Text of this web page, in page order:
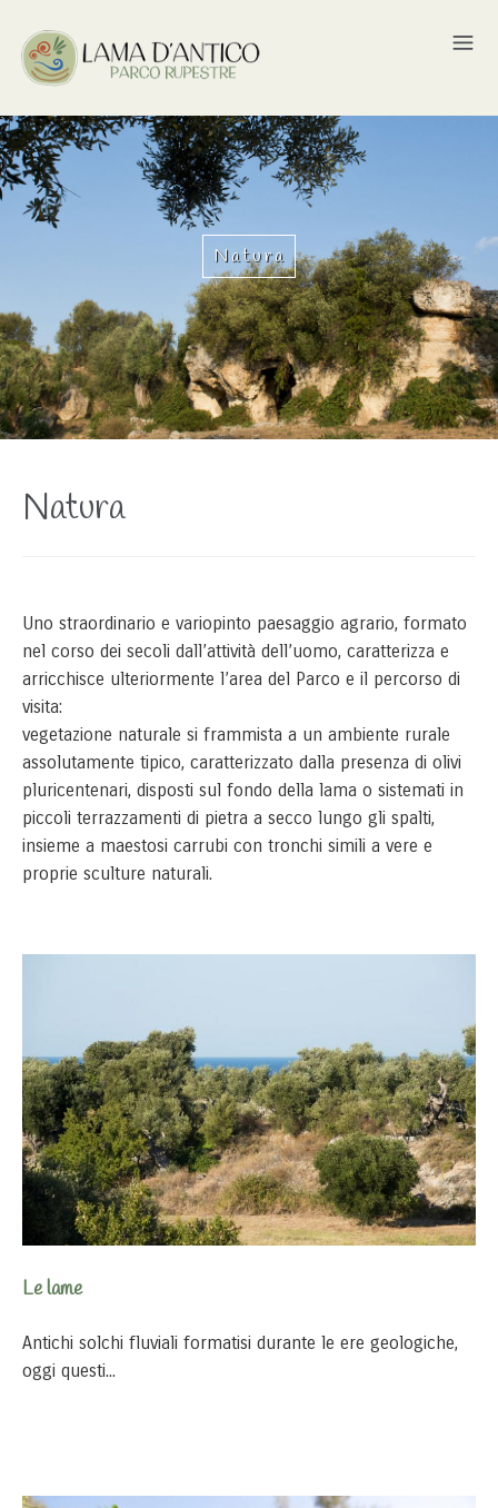
Natura
Natura
Uno straordinario e variopinto paesaggio agrario, formato
nel corso dei secoli dall’attività dell’uomo, caratterizza e
arricchisce ulteriormente l’area del Parco e il percorso di
visita:
vegetazione naturale si frammista a un ambiente rurale
assolutamente tipico, caratterizzato dalla presenza di olivi
pluricentenari, disposti sul fondo della lama o sistemati in
piccoli terrazzamenti di pietra a secco lungo gli spalti,
insieme a maestosi carrubi con tronchi simili a vere e
proprie sculture naturali.
Le lame
Antichi solchi fluviali formatisi durante le ere geologiche,
oggi questi...